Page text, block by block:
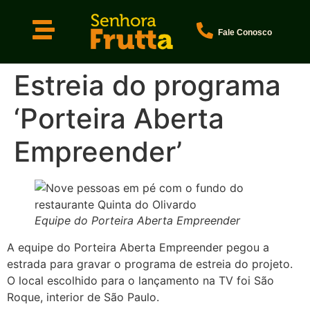
Fale Conosco
Estreia do programa
‘Porteira Aberta
Empreender’
Equipe do Porteira Aberta Empreender
A equipe do Porteira Aberta Empreender pegou a
estrada para gravar o programa de estreia do projeto.
O local escolhido para o lançamento na TV foi São
Roque, interior de São Paulo.